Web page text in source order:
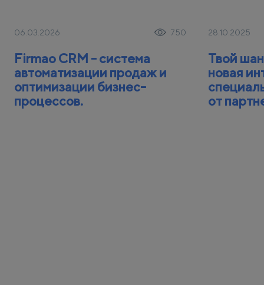
06.03.2026 750
Firmao CRM - система
автоматизации продаж и
оптимизации бизнес-
процессов.
28.10.2025
Твой
новая
от